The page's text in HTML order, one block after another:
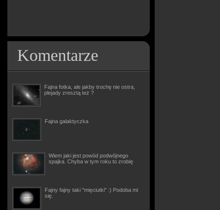
Komentarze
Fajna fotka, ale jakby trochę nie ostra,
plejady zresztą też ?
Fajna galaktyczka
Wiem jaki jest powód podwójnego
spajka. Chyba w tym roku to zrobię
Fajny fajny taki "mięciutki" :) Podoba mi
się.